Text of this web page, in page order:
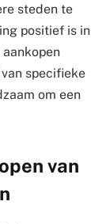
steden te
positief is in
specifieke
om een
van